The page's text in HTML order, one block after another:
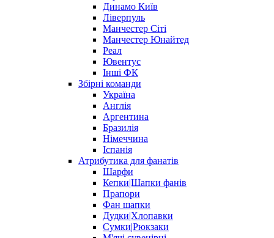
Динамо Київ
Ліверпуль
Манчестер Сіті
Манчестер Юнайтед
Реал
Ювентус
Інші ФК
Збірні команди
Україна
Англія
Аргентина
Бразилія
Німеччина
Іспанія
Атрибутика для фанатів
Шарфи
Кепки|Шапки фанів
Прапори
Фан шапки
Дудки|Хлопавки
Сумки|Рюкзаки